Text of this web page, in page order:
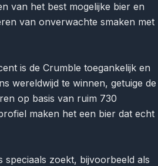
van het best mogelijke bier en
van onverwachte smaken met
is de Crumble toegankelijk en
wereldwijd te winnen, getuige de
op basis van ruim 730
maken het een bier dat echt
speciaals zoekt, bijvoorbeeld als